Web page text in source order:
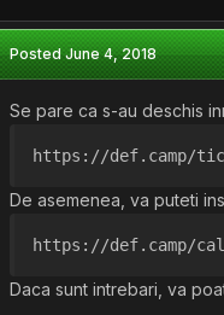
PostedJune 4, 2018
Se pare ca s-au deschis
https://def.camp/
De asemenea, va puteti
https://def.camp/
Daca sunt intrebari, va